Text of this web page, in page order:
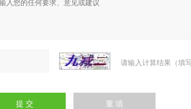
请输入计算结果（填